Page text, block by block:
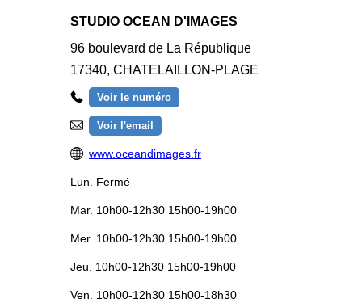
STUDIO OCEAN D'IMAGES
96 boulevard de La République
17340, CHATELAILLON-PLAGE
Voir le numéro
Voir l'email
www.oceandimages.fr
Lun. Fermé
Mar. 10h00-12h30 15h00-19h00
Mer. 10h00-12h30 15h00-19h00
Jeu. 10h00-12h30 15h00-19h00
Ven. 10h00-12h30 15h00-18h30